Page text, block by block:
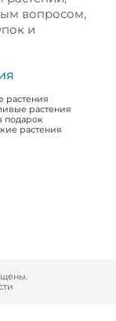
вопросом,
и
растения
растения
подарок
растения